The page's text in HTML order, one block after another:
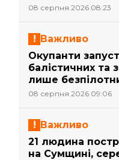
08 серпня 2026 08:23
Важливо
Окупанти
балістичних та
лише
08 серпня 2026 09:06
Важливо
21 людина
на Сумщині,